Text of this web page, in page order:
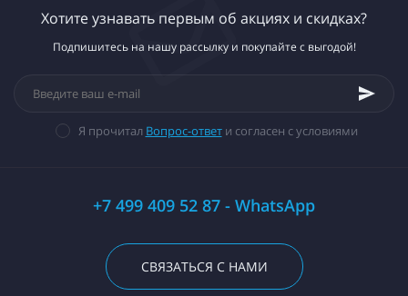
Хотите узнавать первым об акциях и скидках?
Подпишитесь на нашу рассылку и покупайте с выгодой!
Я прочитал Вопрос-ответи согласен с условиями
+7 499 409 52 87 - WhatsApp
СВЯЗАТЬСЯ С НАМИ